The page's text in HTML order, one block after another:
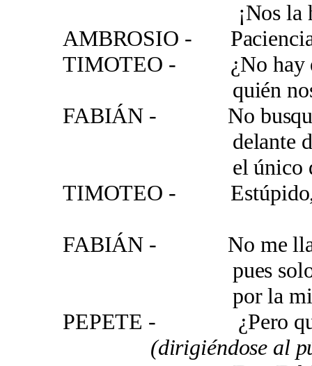
¡Nos la ha
AMBROSIO - Paciencia,
TIMOTEO - ¿No hay
quién nos
FABIÁN - No
delante de ti
el único que
TIMOTEO - Estúpido,
FABIÁN - No me
pues solo
por la mitad
PEPETE - ¿Pero que
(dirigiéndose al